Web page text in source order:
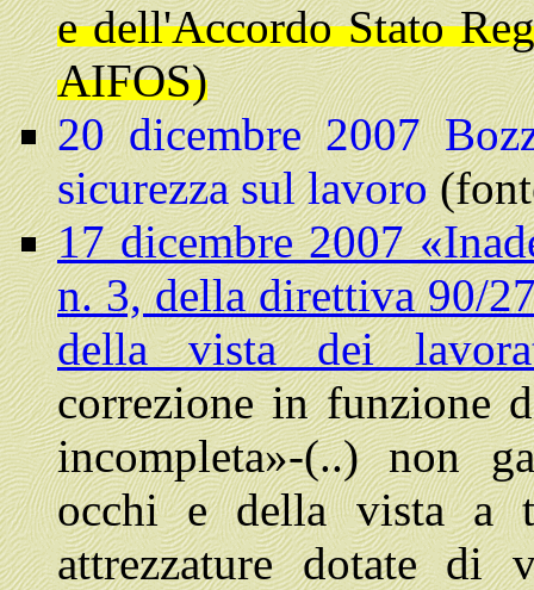
e dell'Accordo Stato
AIFOS)
20 dicembre 2007
sicurezza sul lavoro
17 dicembre 2007
n. 3, della direttiva 90/
della vista dei
correzione in funzione
incompleta»-(..) non
occhi e della vista a
attrezzature dotate di